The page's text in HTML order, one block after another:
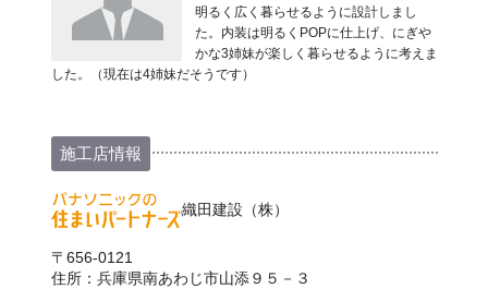
明るく広く暮らせるように設計しまし
た。内装は明るくPOPに仕上げ、にぎや
かな3姉妹が楽しく暮らせるように考えま
した。（現在は4姉妹だそうです）
施工店情報
織田建設（株）
〒656-0121
住所：兵庫県南あわじ市山添９５－３